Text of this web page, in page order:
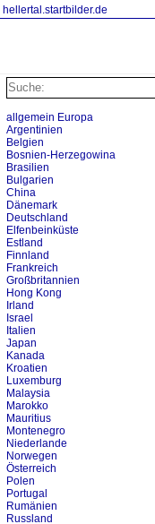
hellertal.startbilder.de
allgemein Europa
Argentinien
Belgien
Bosnien-Herzegowina
Brasilien
Bulgarien
China
Dänemark
Deutschland
Elfenbeinküste
Estland
Finnland
Frankreich
Großbritannien
Hong Kong
Irland
Israel
Italien
Japan
Kanada
Kroatien
Luxemburg
Malaysia
Marokko
Mauritius
Montenegro
Niederlande
Norwegen
Österreich
Polen
Portugal
Rumänien
Russland